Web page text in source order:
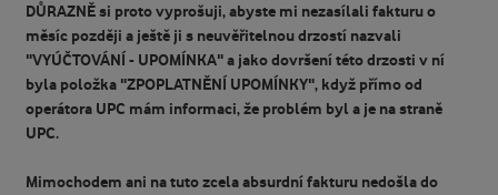
DŮRAZNĚ si proto vyprošuji, abyste mi nezasílali fakturu o
měsíc později a ještě ji s neuvěřitelnou drzostí nazvali
"VYÚČTOVÁNÍ - UPOMÍNKA" a jako dovršení této drzosti v ní
byla položka "ZPOPLATNĚNÍ UPOMÍNKY", když přímo od
operátora UPC mám informaci, že problém byl a je na straně
UPC.
Mimochodem ani na tuto zcela absurdní fakturu nedošla do